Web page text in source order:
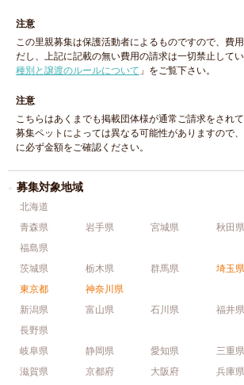
注意
この里親募集は保護活動者によるものですので、費
だし、上記に記載の無い費用の請求は一切禁止して
種別と譲渡のルールについて 」をご覧下さい。
注意
こちらはあくまでも掲載団体様が通常ご請求をされて
募集ペットによっては異なる可能性がありますので
に必ず金額をご確認ください。
募集対象地域
北海道
青森県
岩手県 宮城県 秋田県
福島県
茨城県
栃木県 群馬県 埼玉県
東京都
神奈川県
新潟県
富山県 石川県 福井県
長野県
岐阜県
静岡県 愛知県
三重県
滋賀県
京都府 大阪府 兵庫県